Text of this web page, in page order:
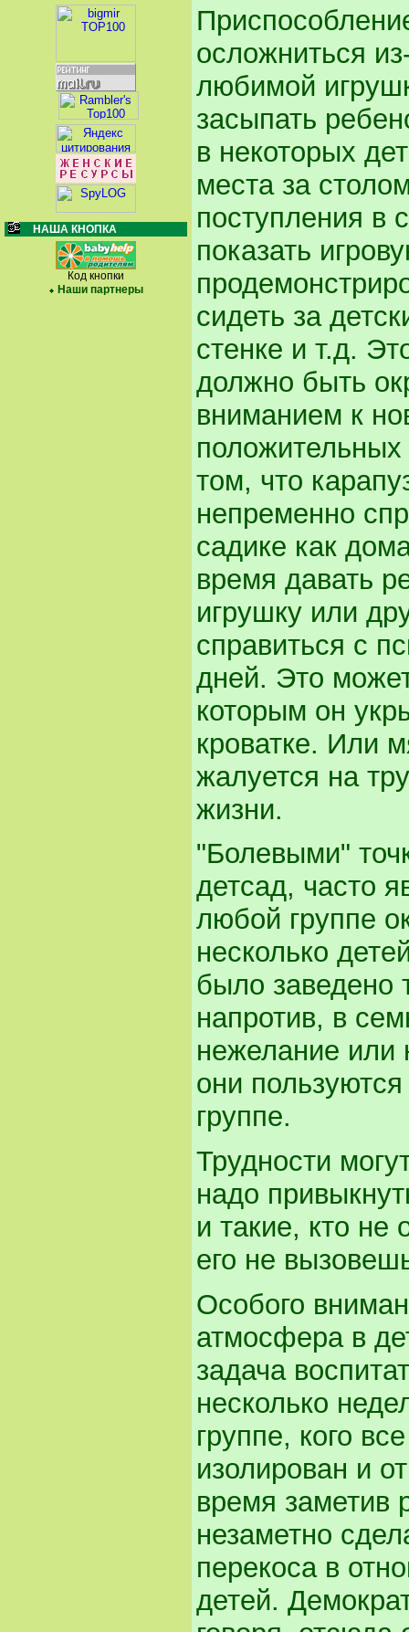
НАША КНОПКА
Код кнопки
Наши партнеры
осложниться
любимой
засыпать
в некоторых
места за
поступления в
показать
сидеть за
стенке и т.д.
должно быть
вниманием к
положительных
том, что
непременно
садике как
время давать
игрушку или
справиться с
дней. Это
которым он
кроватке. Или
жалуется на
жизни.
"Болевыми"
детсад, часто
любой группе
несколько
было заведено
напротив, в
нежелание или
они
группе.
Трудности
надо
и такие, кто не
его не
Особого
атмосфера в
задача
несколько
группе, кого
изолирован и
время заметив
незаметно
перекоса в
детей.